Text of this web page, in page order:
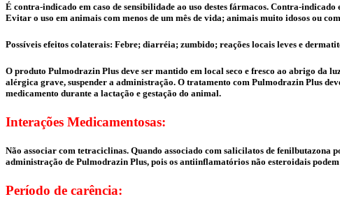
É contra-indicado em caso de sensibilidade ao uso destes fármacos. Contra-
Evitar o uso em animais com menos de um mês de vida; animais muito idosos ou
Possíveis efeitos colaterais: Febre; diarréia; zumbido; reações locais leves e
O produto Pulmodrazin Plus deve ser mantido em local seco e fresco ao abrigo da
alérgica grave, suspender a administração. O tratamento com Pulmodrazin Plus
medicamento durante a lactação e gestação do animal.
Interações Medicamentosas:
Não associar com tetraciclinas. Quando associado com salicilatos de fenilbutazona
administração de Pulmodrazin Plus, pois os antiinflamatórios não esteroidais
Período de carência: